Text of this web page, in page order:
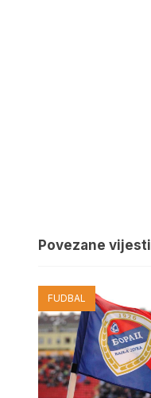
Povezane vijesti
FUDBAL